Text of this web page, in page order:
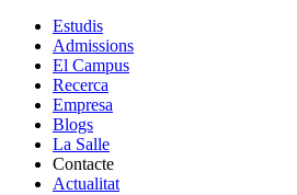
Estudis
Admissions
El Campus
Recerca
Empresa
Blogs
La Salle
Contacte
Actualitat